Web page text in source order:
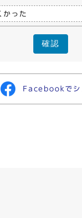
かった
確認
Facebookでシ